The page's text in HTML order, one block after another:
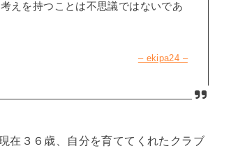
えを持つことは不思議ではないであ
– ekipa24 –
在３６歳、自分を育ててくれたクラブ